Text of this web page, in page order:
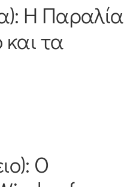
Η Παραλία
τα
Ο